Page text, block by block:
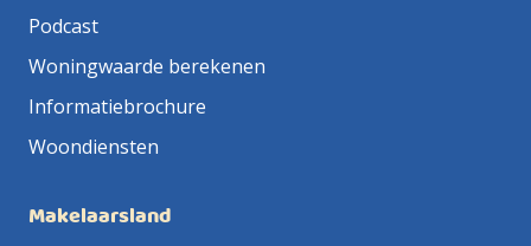
Podcast
Woningwaarde berekenen
Informatiebrochure
Woondiensten
Makelaarsland